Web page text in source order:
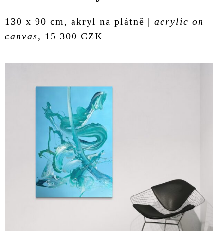
130 x 90 cm, akryl na plátně | acrylic on
canvas, 15 300 CZK